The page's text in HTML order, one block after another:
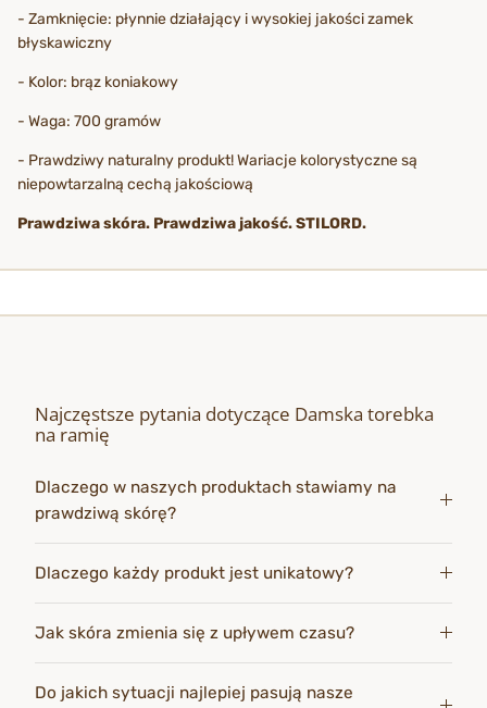
- Zamknięcie: płynnie działający i wysokiej jakości zamek
błyskawiczny
- Kolor: brąz koniakowy
- Waga: 700 gramów
- Prawdziwy naturalny produkt! Wariacje kolorystyczne są
niepowtarzalną cechą jakościową
Prawdziwa skóra. Prawdziwa jakość. STILORD.
Najczęstsze pytania dotyczące Damska torebka
na ramię
Dlaczego w naszych produktach stawiamy na
prawdziwą skórę?
Dlaczego każdy produkt jest unikatowy?
Jak skóra zmienia się z upływem czasu?
Do jakich sytuacji najlepiej pasują nasze